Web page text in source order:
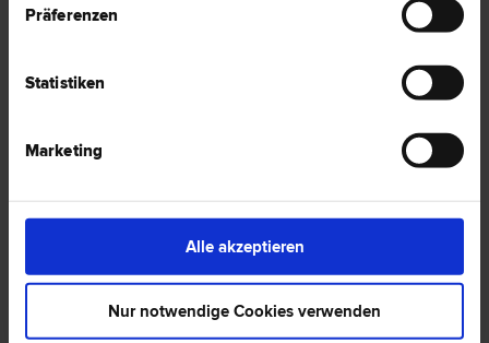
Präferenzen
Statistiken
Marketing
Alle akzeptieren
Nur notwendige Cookies verwenden
Neue Vorgaben zur Übernahme von Bildungskosten im
wurde eine gänzlich neue Bestimmung zu Aus-, Fort- und
Weiterbildungen in der EU-Transparenzrichtlinie vom 28.03.2024
eingeführt.
HIER ZUM ARTIKEL ›